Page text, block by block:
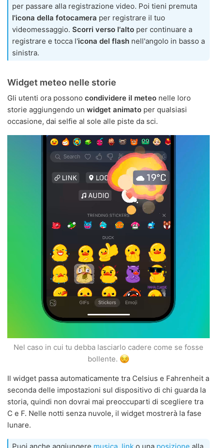
per passare alla registrazione video. Poi tieni premuta
l'icona della fotocamera per registrare il tuo
videomessaggio. Scorri verso l'alto per continuare a
registrare e tocca l'icona del flash nell'angolo in basso a
sinistra.
Widget meteo nelle storie
Gli utenti ora possono condividere il meteo nelle loro
storie aggiungendo un widget animato per qualsiasi
occasione, dai selfie al sole alle piste da sci.
Nel caso in cui tu debba lasciarlo cadere come se fosse
bollente.
Il widget passa automaticamente tra Celsius e Fahrenheit a
seconda delle impostazioni sul dispositivo di chi guarda la
storia, quindi non dovrai mai preoccuparti di scegliere tra
C e F. Nelle notti senza nuvole, il widget mostrerà la fase
lunare.